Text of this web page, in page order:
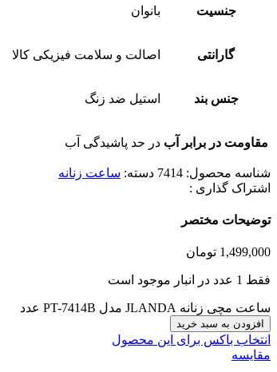
جنسیت بانوان
گارانتی اصالت و سلامت فیزیکی کالا
جنس بند استیل ضد زنگ
مقاومت در برابر آب در حد پاشیدگی آب
شناسه محصول: 7414 دسته: ساعت زنانه
اشتراک گذاری :
توضیحات مختصر
1,499,000 تومان
فقط 1 عدد در انبار موجود است
ساعت مچی زنانه JLANDA مدل PT-7414B عدد
افزودن به سبد خرید
انتخاب باکس برای این محصول
مقایسه